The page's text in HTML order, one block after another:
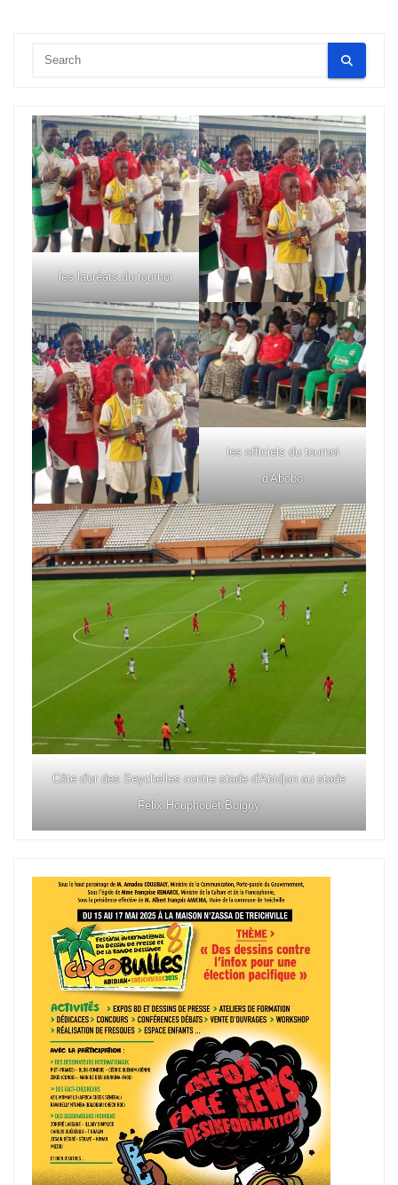
les lauréats du tournoi
les officiels du tournoi
d'Abobo
Côte d'or des Seychelles contre stade d'Abidjan au stade
Félix Houphouët Boigny